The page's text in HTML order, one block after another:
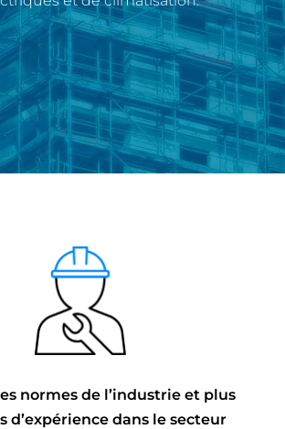
normes de l’industrie et plus
d’expérience dans le secteur